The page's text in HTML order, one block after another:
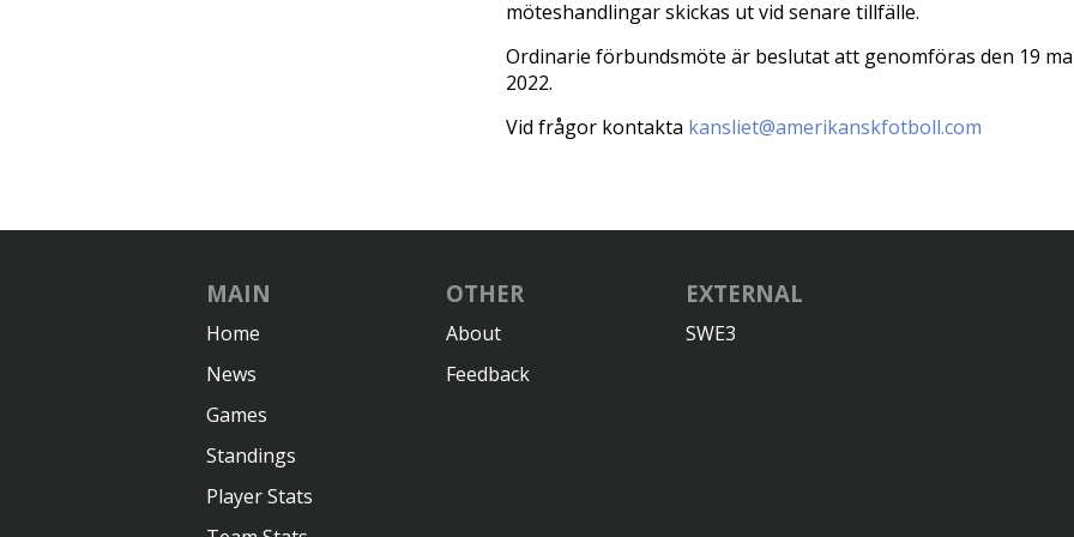
möteshandlingar skickas ut vid senare tillfälle.
Ordinarie förbundsmöte är beslutat att genomföras den 19
2022.
Vid frågor kontakta kansliet@amerikanskfotboll.com
MAIN
Home
News
Games
Standings
Player Stats
OTHER
About
Feedback
EXTERNAL
SWE3